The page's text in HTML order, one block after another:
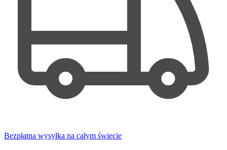
Bezpłatna wysyłka na całym świecie